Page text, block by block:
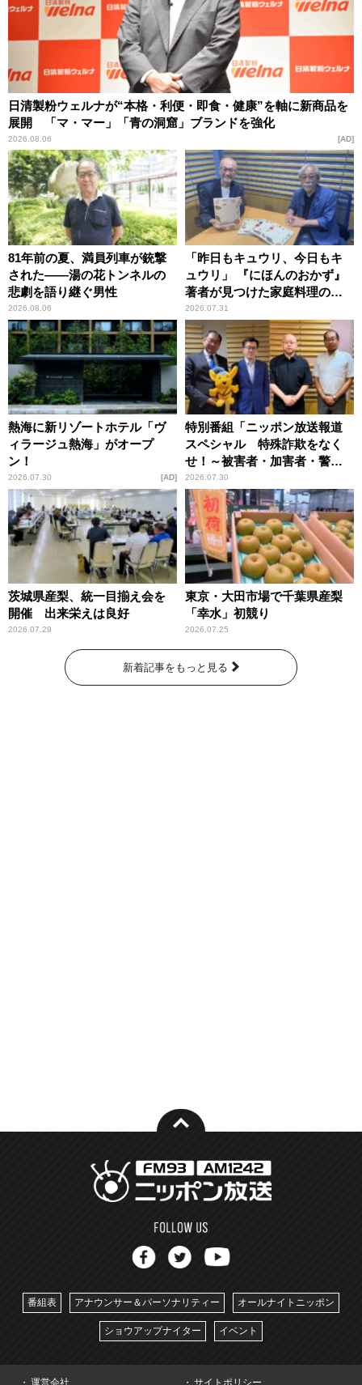
日清製粉ウェルナが“本格・利便・即食・健康”を軸に新商品を
展開 「マ・マー」「青の洞窟」ブランドを強化
2026.08.06 AD
81年前の夏、満員列車が銃撃
された――湯の花トンネルの
悲劇を語り継ぐ男性
2026.08.06
「昨日もキュウリ、今日もキ
ュウリ」 『にほんのおかず』
著者が見つけた家庭料理の知
恵
2026.07.31
熱海に新リゾートホテル「ヴ
ィラージュ熱海」がオープ
ン！
2026.07.30 AD
特別番組「ニッポン放送報道
スペシャル 特殊詐欺をなく
せ！～被害者・加害者・警視
庁が語るトクリュウの実態
～」放送
2026.07.30
茨城県産梨、統一目揃え会を
開催 出来栄えは良好
2026.07.29
東京・大田市場で千葉県産梨
「幸水」初競り
2026.07.25
新着記事をもっと見る
番組表 アナウンサー＆パーソナリティー オールナイトニッポン
ショウアップナイター イベント
運営会社 サイトポリシー